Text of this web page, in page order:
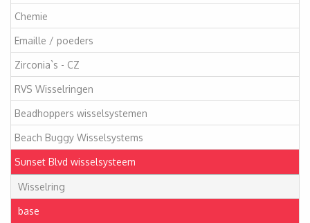
Chemie
Emaille / poeders
Zirconia`s - CZ
RVS Wisselringen
Beadhoppers wisselsystemen
Beach Buggy Wisselsystems
Sunset Blvd wisselsysteem
Wisselring
base